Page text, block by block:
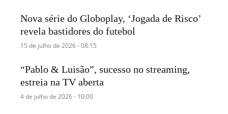
Nova série do Globoplay, ‘Jogada de Risco’
revela bastidores do futebol
15 de julho de 2026 - 08:15
“Pablo & Luisão”, sucesso no streaming,
estreia na TV aberta
4 de julho de 2026 - 10:00